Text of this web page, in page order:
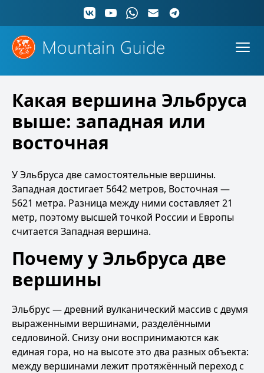
Какая вершина Эльбруса
выше: западная или
восточная
У Эльбруса две самостоятельные вершины.
Западная достигает 5642 метров, Восточная —
5621 метра. Разница между ними составляет 21
метр, поэтому высшей точкой России и Европы
считается Западная вершина.
Почему у Эльбруса две
вершины
Эльбрус — древний вулканический массив с двумя
выраженными вершинами, разделёнными
седловиной. Снизу они воспринимаются как
единая гора, но на высоте это два разных объекта:
между вершинами лежит протяжённый переход с